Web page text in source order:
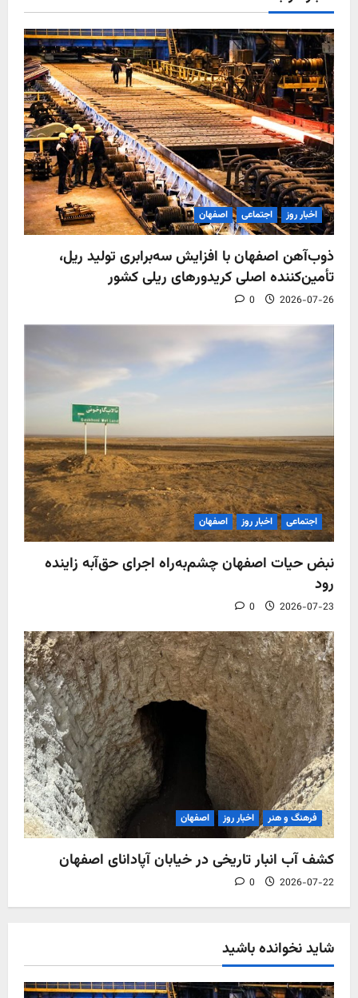
اخبار روز اجتماعی اصفهان
ذوب‌آهن اصفهان با افزایش سه‌برابری تولید ریل،
تأمین‌کننده اصلی کریدورهای ریلی کشور
2026-07-26
0
اجتماعی اخبار روز اصفهان
نبض حیات اصفهان چشم‌به‌راه اجرای حق‌آبه زاینده
رود
2026-07-23
0
فرهنگ و هنر اخبار روز اصفهان
کشف آب‌ انبار تاریخی در خیابان آپادانای اصفهان
2026-07-22
0
شاید نخوانده باشید